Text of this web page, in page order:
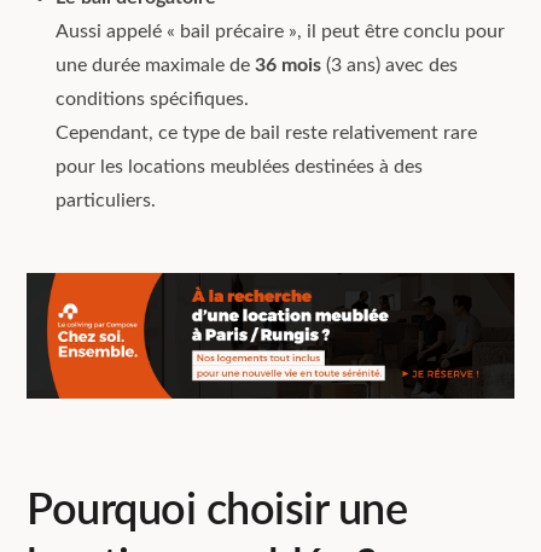
Aussi appelé « bail précaire », il peut être conclu pour
une durée maximale de36 mois (3 ans) avec des
conditions spécifiques.
Cependant, ce type de bail reste relativement rare
pour les locations meublées destinées à des
particuliers.
Pourquoi choisir une